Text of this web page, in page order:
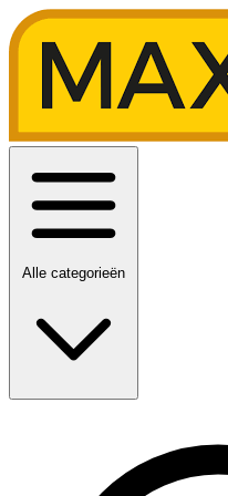
Alle categorieën